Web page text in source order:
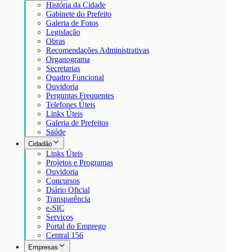
História da Cidade
Gabinete do Prefeito
Galeria de Fotos
Legislação
Obras
Recomendações Administrativas
Organograma
Secretarias
Quadro Funcional
Ouvidoria
Perguntas Frequentes
Telefones Úteis
Links Úteis
Galeria de Prefeitos
Saúde
Cidadão
Links Úteis
Projetos e Programas
Ouvidoria
Concursos
Diário Oficial
Transparência
e-SIC
Serviços
Portal do Emprego
Central 156
Empresas